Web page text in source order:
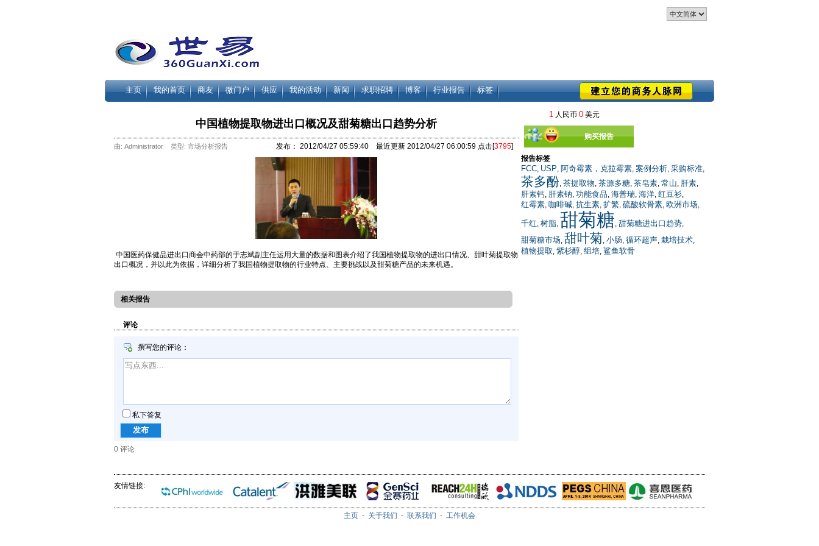
主页 我的首页 商友 微门户 供应 我的活动 新闻 求职招聘 博客 行业报告 标签
中国植物提取物进出口概况及甜菊糖出口趋势分析
由: Administrator 类型: 市场分析报告 发布： 2012/04/27 05:59:40 最近更新 2012/04/27 06:00:59 点击[3795]
中国医药保健品进出口商会中药部的于志斌副主任运用大量的数据和图表介绍了我国植物提取物的进出口情况、甜叶菊提取物
出口概况，并以此为依据，详细分析了我国植物提取物的行业特点、主要挑战以及甜菊糖产品的未来机遇。
相关报告
评论
撰写您的评论：
私下答复
0 评论
1 人民币 0 美元
购买报告
报告标签
FCC, USP, 阿奇霉素，克拉霉素, 案例分析, 采购标准,
茶多酚, 茶提取物, 茶源多糖, 茶皂素, 常山, 肝素,
肝素钙, 肝素钠, 功能食品, 海普瑞, 海洋, 红豆衫,
红霉素, 咖啡碱, 抗生素, 扩繁, 硫酸软骨素, 欧洲市场,
千红, 树脂, 甜菊糖, 甜菊糖进出口趋势,
甜菊糖市场, 甜叶菊, 小肠, 循环超声, 栽培技术,
植物提取, 紫杉醇, 组培, 鲨鱼软骨
友情链接:
主页 - 关于我们 - 联系我们 - 工作机会